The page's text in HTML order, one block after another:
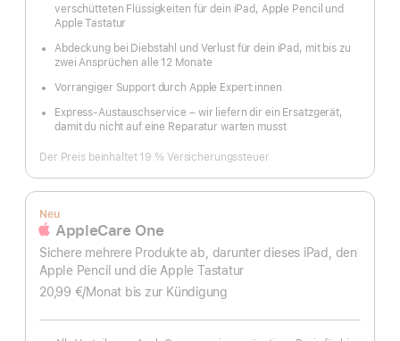
verschütteten Flüssigkeiten für dein iPad, Apple Pencil und
Apple Tastatur
Abdeckung bei Diebstahl und Verlust für dein iPad, mit bis zu
zwei Ansprüchen alle 12 Monate
Vorrangiger Support durch Apple Expert:innen
Express-Austauschservice – wir liefern dir ein Ersatzgerät,
damit du nicht auf eine Reparatur warten musst
Der Preis beinhaltet 19 % Versicherungssteuer
Neu
AppleCare One
Sichere mehrere Produkte ab, darunter dieses iPad, den
Apple Pencil und die Apple Tastatur
20,99 €/Monat pro
bis zur Kündigung